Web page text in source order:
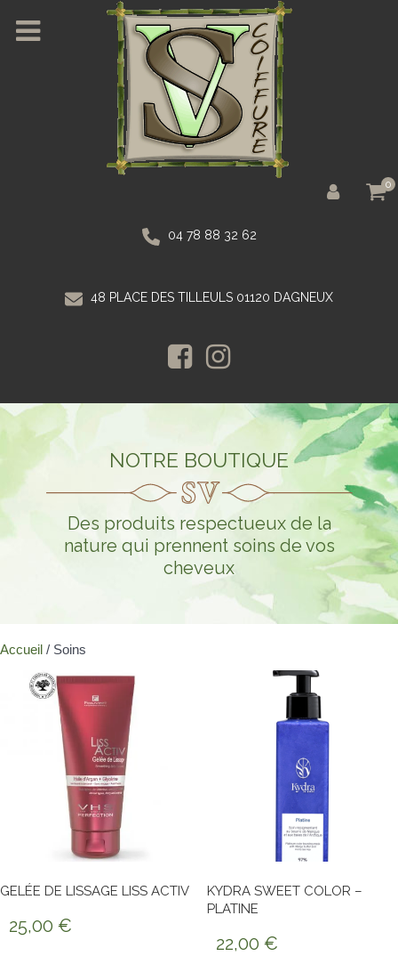
0
04 78 88 32 62
48 PLACE DES TILLEULS 01120 DAGNEUX
NOTRE BOUTIQUE
Des produits respectueux de la
nature qui prennent soins de vos
cheveux
Accueil / Soins
GELÉE DE LISSAGE LISS ACTIV
25,00 €
KYDRA SWEET COLOR –
PLATINE
22,00 €